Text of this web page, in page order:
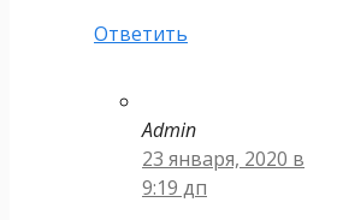
Ответить
Admin
23 января, 2020 в
9:19 дп